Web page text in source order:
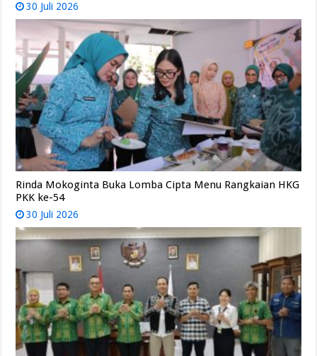
30 Juli 2026
Rinda Mokoginta Buka Lomba Cipta Menu Rangkaian HKG
PKK ke-54
30 Juli 2026